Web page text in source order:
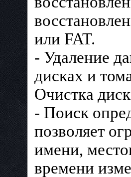
или FAT.
- Удаление
дисках и
Очистка
- Поиск
позволяет
имени,
времени